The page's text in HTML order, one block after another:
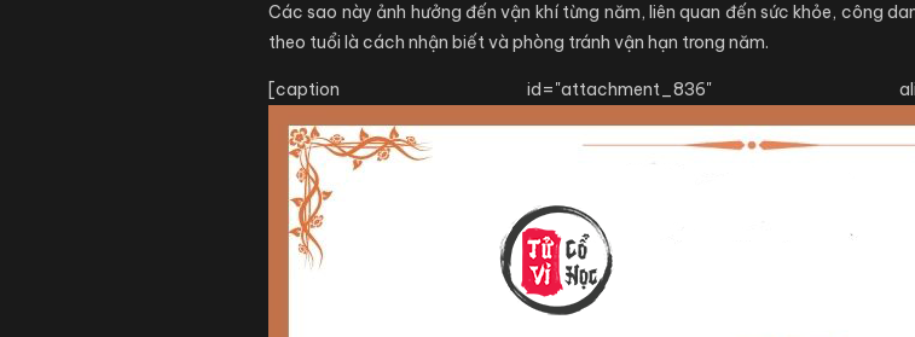
Các sao này ảnh hưởng đến vận khí từng năm, liên quan đến sức khỏe, công
theo tuổi là cách nhận biết và phòng tránh vận hạn trong năm.
[caption id="attachment_836"